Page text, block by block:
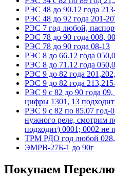
РЭС 48 до 90.12 года
РЭС 48 до 92 года 201-
РЭС 7 год любой,
РЭС 78 до 90 года 008,
РЭС 78 до 90 года 08-13
РЭС 8 до 66.12 года
РЭС 8 до 71.12 года
РЭС 9 до 82 года
РЭС 9 до 82 года
РЭС 9 с 82 до 90 года
цифры 1301, 13
РЭС 9 с 82 по 85.07 год-
нужного реле, смотрим
подходит) 0001; 0002 не
ТРМ РДО год любой
ЭМРВ-27Б-1 до 90г
Покупаем